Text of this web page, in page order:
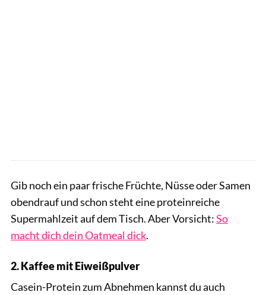
Gib noch ein paar frische Früchte, Nüsse oder Samen
obendrauf und schon steht eine proteinreiche
Supermahlzeit auf dem Tisch. Aber Vorsicht:So
macht dich dein Oatmeal dick.
2. Kaffee mit Eiweißpulver
Casein-Protein zum Abnehmen kannst du auch